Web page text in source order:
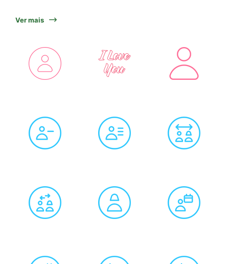
Ver mais